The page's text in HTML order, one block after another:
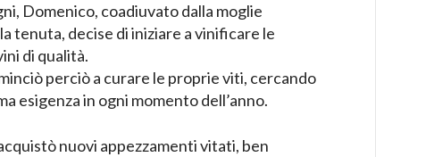
Domenico, coadiuvato dalla moglie
tenuta, decise di iniziare a vinificare le
di qualità.
perciò a curare le proprie viti, cercando
esigenza in ogni momento dell’anno.
nuovi appezzamenti vitati, ben